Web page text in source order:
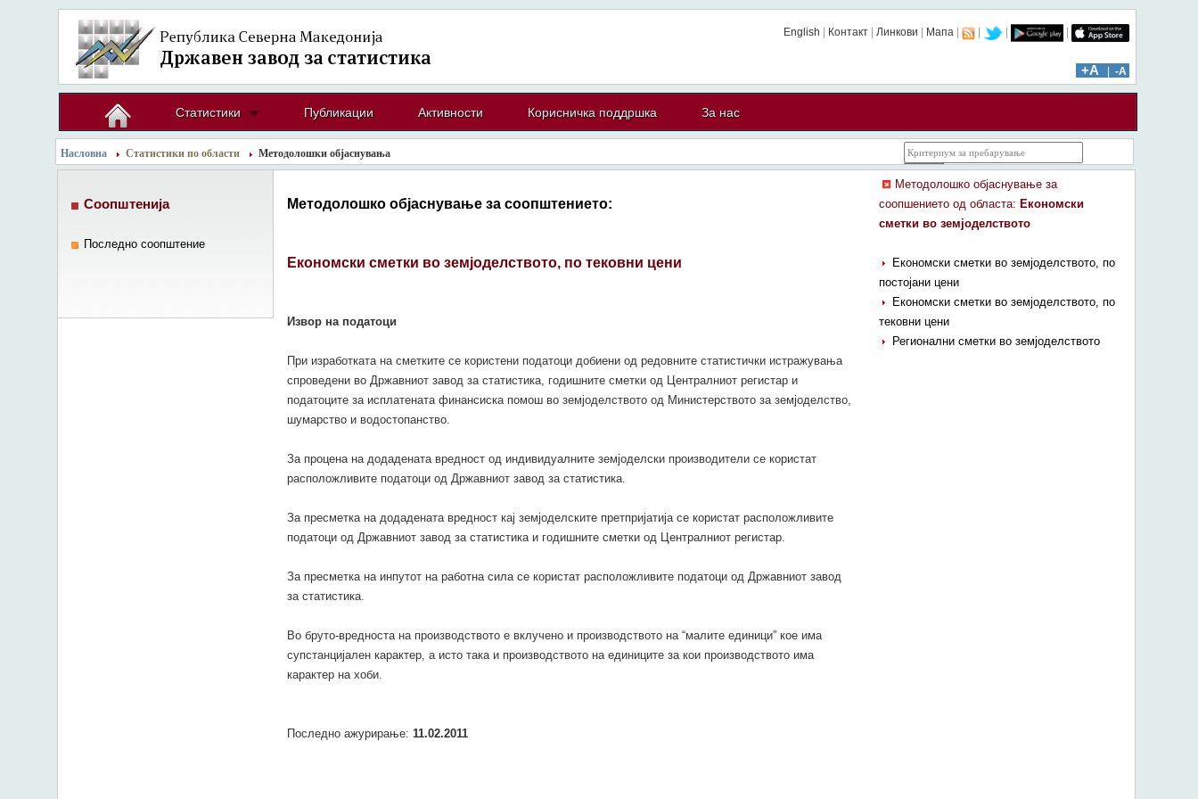
English Контакт |Линкови Мапа |
+A -A
Статистики Публикации Активности Корисничка поддршка За нас
Насловна Статистики по области Методолошки објаснувања
Методолошко објаснување за соопштението:
Економски сметки во земјоделството, по тековни цени
Извор на податоци
При изработката на сметките се користени податоци добиени од редовните статистички истражувања
спроведени во Државниот завод за статистика, годишните сметки од Централниот регистар и
податоците за исплатената финансиска помош во земјоделството од Министерството за земјоделство,
шумарство и водостопанство.
За процена на додадената вредност од индивидуалните земјоделски производители се користат
расположливите податоци од Државниот завод за статистика.
За пресметка на додадената вредност кај земјоделските претпријатија се користат расположливите
податоци од Државниот завод за статистика и годишните сметки од Централниот регистар.
За пресметка на инпутот на работна сила се користат расположливите податоци од Државниот завод
за статистика.
Во бруто-вредноста на производството е вклучено и производството на “малите единици” кое има
супстанцијален карактер, а исто така и производството на единиците за кои производството има
карактер на хоби.
Последно ажурирање: 11.02.2011
Соопштенија
Последно соопштение
Методолошко објаснување за
соопшението од областа: Економски
сметки во земјоделството
Економски сметки во земјоделството, по
постојани цени
Економски сметки во земјоделството, по
тековни цени
Регионални сметки во земјоделството